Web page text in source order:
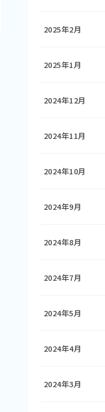
2025年2月
2025年1月
2024年12月
2024年11月
2024年10月
2024年9月
2024年8月
2024年7月
2024年5月
2024年4月
2024年3月